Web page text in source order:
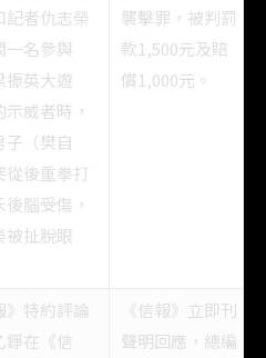
記者仇志榮
一名參與
振英大遊
示威者時，
子（樊自
從後重拳打
後腦受傷，
被扯脫眼
襲擊罪，被判罰
款1,500元及賠
償1,000元。
》特約評論
錚在《信
《信報》立即刊
聲明回應，總編